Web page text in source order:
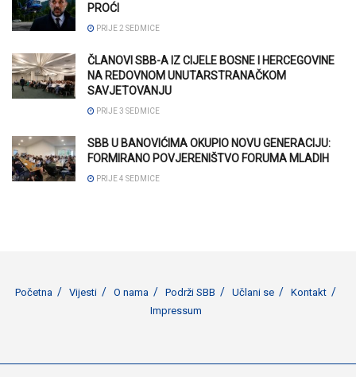
PROĆI
PRIJE 2 SEDMICE
ČLANOVI SBB-A IZ CIJELE BOSNE I HERCEGOVINE
NA REDOVNOM UNUTARSTRANAČKOM
SAVJETOVANJU
PRIJE 3 SEDMICE
SBB U BANOVIĆIMA OKUPIO NOVU GENERACIJU:
FORMIRANO POVJERENIŠTVO FORUMA MLADIH
PRIJE 4 SEDMICE
Početna Vijesti O nama Podrži SBB Učlani se
Kontakt
Impressum